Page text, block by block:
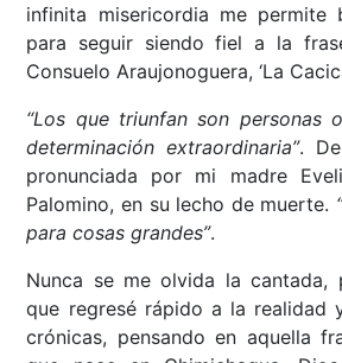
infinita misericordia me permite
para seguir siendo fiel a la
Consuelo Araujonoguera, ‘La
“Los que triunfan son personas
determinación extraordinaria”.
pronunciada por mi madre
Palomino, en su lecho de muerte.
para cosas grandes”.
Nunca se me olvida la
que regresé rápido a la realidad
crónicas, pensando en aquella